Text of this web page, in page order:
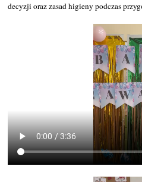
decyzji oraz zasad higieny podczas